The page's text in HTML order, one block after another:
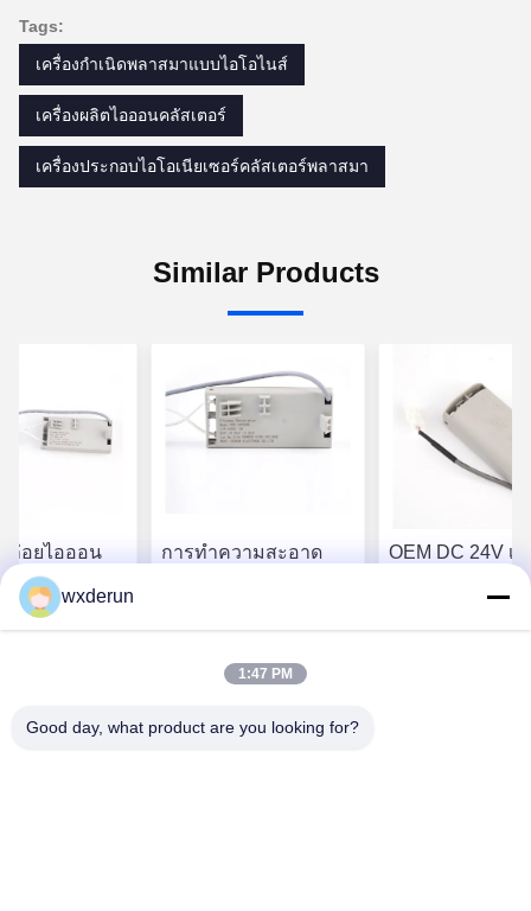
Tags:
เครื่องกําเนิดพลาสมาแบบไอโอไนส์
เครื่องผลิตไอออนคลัสเตอร์
เครื่องประกอบไอโอเนียเซอร์คลัสเตอร์พลาสมา
Similar Products
ล่อยไอออน
DC 24V สําห
ณาการ
ะการปรับปรุง
การทําความสะอาด
เตอร์ สารสกัดอลูมิเนียม
สําหรับ HVAC Duct
หา ราคา ที่ ดี ที่สุด
OEM DC 24V เ
กําเนิดพลาสมาที่
ไอโอเนียสต์คลา
wxderun
1:47 PM
Good day, what product are you looking for?